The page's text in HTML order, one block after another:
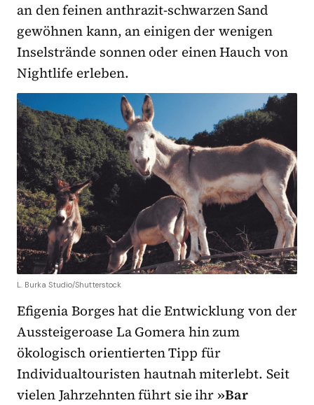
an den feinen anthrazit-schwarzen Sand
gewöhnen kann, an einigen der wenigen
Inselstrände sonnen oder einen Hauch von
Nightlife erleben.
L. Burka Studio/Shutterstock
Efigenia Borges hat die Entwicklung von der
Aussteigeroase La Gomera hin zum
ökologisch orientierten Tipp für
Individualtouristen hautnah miterlebt. Seit
vielen Jahrzehnten führt sie ihr »Bar